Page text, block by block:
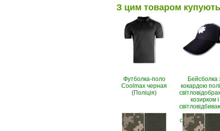
З цим товаром купують
Футболка-поло
Coolmax черная
(Поліція)
Бейсболка
кокардою
козирком і
написом
стоп, чорно-